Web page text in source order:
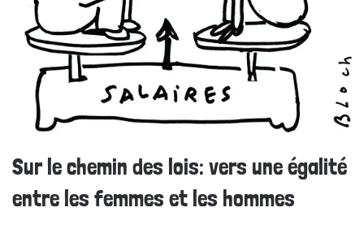
Sur le chemin des lois: vers une égalité
entre les femmes et les hommes